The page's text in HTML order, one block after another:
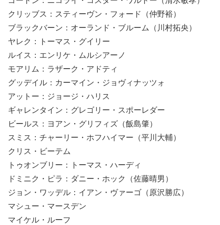
クリッブス：スティーヴン・フォード（仲野裕）
ブラックバーン：オーランド・ブルーム（川村拓央）
ヤレク：トーマス・グイリー
ルイス：エンリケ・ムルシアーノ
モアリム：ラザーク・アドティ
グッデイル：カーマイン・ジョヴィナッツォ
アットー：ジョージ・ハリス
ギャレンタイン：グレゴリー・スポーレダー
ビールス：ヨアン・グリフィズ（飯島肇）
スミス：チャーリー・ホフハイマー（平川大輔）
クリス・ビーテム
トゥオンブリー：トーマス・ハーディ
ドミニク・ピラ：ダニー・ホック（佐藤晴男）
ジョン・ワッデル：イアン・ヴァーゴ（原沢勝広）
マシュー・マースデン
マイケル・ルーフ